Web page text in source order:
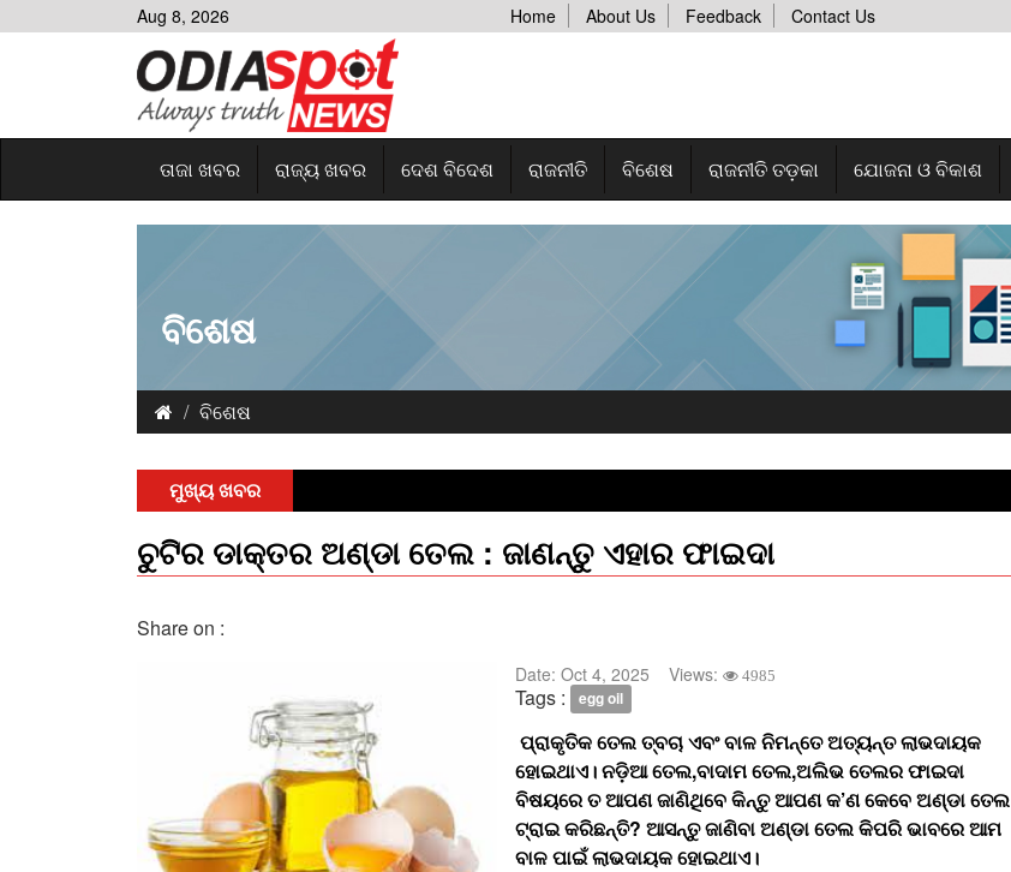
Aug 8, 2026 Home About Us Feedback Contact Us
ତାଜା ଖବର ରାଜ୍ୟ ଖବର ଦେଶ ବିଦେଶ ରାଜନୀତି ବିଶେଷ ରାଜନୀତି ତଡ଼କା ଯୋଜନା ଓ ବିକାଶ
ବିଶେଷ
ବିଶେଷ
ମୁଖ୍ୟ ଖବର
ଚୁଟିର ଡାକ୍ତର ଅଣ୍ଡା ତେଲ : ଜାଣନ୍ତୁ ଏହାର ଫାଇଦା
Share on :
Date: Oct 4, 2025 Views: 4985
Tags : egg oil
ପ୍ରାକୃତିକ ତେଲ ତ୍ବଚା ଏବଂ ବାଳ ନିମନ୍ତେ ଅତ୍ୟନ୍ତ ଲାଭଦାୟକ
ହୋଇଥାଏ। ନଡ଼ିଆ ତେଲ,ବାଦାମ ତେଲ,ଅଲିଭ ତେଲର ଫାଇଦା
ବିଷୟରେ ତ ଆପଣ ଜାଣିଥିବେ କିନ୍ତୁ ଆପଣ କ’ଣ କେବେ ଅଣ୍ଡା ତେଲ
ଟ୍ରାଇ କରିଛନ୍ତି? ଆସନ୍ତୁ ଜାଣିବା ଅଣ୍ଡା ତେଲ କିପରି ଭାବରେ ଆମ
ବାଳ ପାଇଁ ଲାଭଦାୟକ ହୋଇଥାଏ।